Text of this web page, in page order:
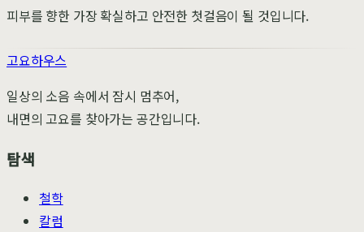
피부를 향한 가장 확실하고 안전한 첫걸음이 될 것입니다.
고요하우스
일상의 소음 속에서 잠시 멈추어,
내면의 고요를 찾아가는 공간입니다.
탐색
철학
칼럼